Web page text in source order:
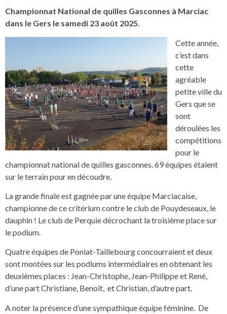
Championnat National de quilles Gasconnes à Marciac
dans le Gers le samedi 23 août 2025.
Cette année,
c’est dans
cette
agréable
petite ville du
Gers que se
sont
déroulées les
compétitions
pour le
championnat national de quilles gasconnes. 69 équipes étaient
sur le terrain pour en découdre.
La grande finale est gagnée par une équipe Marciacaise,
championne de ce critérium contre le club de Pouydeseaux, le
dauphin ! Le club de Perquie décrochant la troisième place sur
le podium.
Quatre équipes de Ponlat-Taillebourg concourraient et deux
sont montées sur les podiums intermédiaires en obtenant les
deuxièmes places : Jean-Christophe, Jean-Philippe et René,
d’une part Christiane, Benoît, et Christian, d’autre part.
A noter la présence d’une sympathique équipe féminine. De